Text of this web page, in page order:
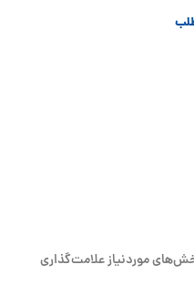
موردنیاز علامت‌گذاری